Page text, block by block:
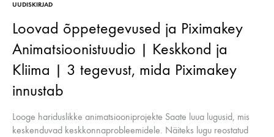
UUDISKIRJAD
Loovad õppetegevused ja Piximakey
Animatsioonistuudio | Keskkond ja
Kliima | 3 tegevust, mida Piximakey
innustab
Looge hariduslikke animatsiooniprojekte Saate luua lugusid, mis
keskenduvad keskkonnaprobleemidele. Näiteks lugu reostatud